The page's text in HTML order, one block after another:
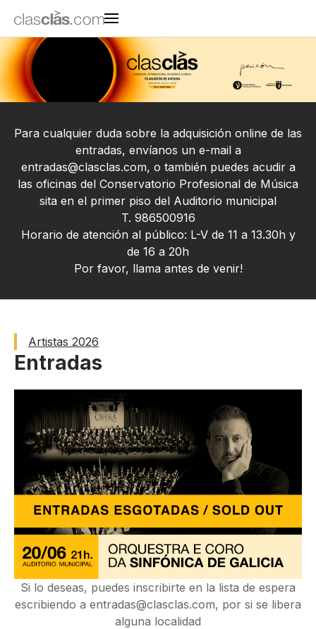
Para cualquier duda sobre la adquisición online de las
entradas, envíanos un e-mail a
entradas@clasclas.com, o también puedes acudir a
las oficinas del Conservatorio Profesional de Música
sita en el primer piso del Auditorio municipal
T. 986500916
Horario de atención al público: L-V de 11 a 13.30h y
de 16 a 20h
Por favor, llama antes de venir!
Artistas 2026
Entradas
Si lo deseas, puedes inscribirte en la lista de espera
escribiendo a entradas@clasclas.com, por si se libera
alguna localidad